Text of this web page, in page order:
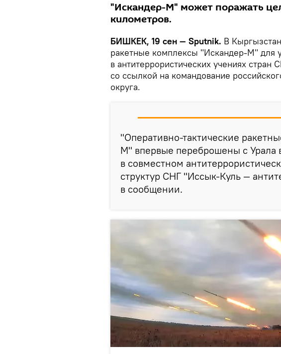
"Искандер-М" может поражать
километров.
БИШКЕК, 19 сен — Sputnik. В
ракетные комплексы "Искандер-М" для
в антитеррористических учениях стран
со ссылкой на командование
округа.
"Оперативно-тактические
М" впервые переброшены с Урала
в совместном
структур СНГ "Иссык-Куль —
в сообщении.